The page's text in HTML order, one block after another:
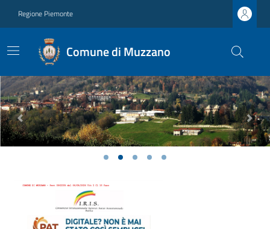
Regione Piemonte
Comune di Muzzano
Previous Next
Ultime notizie